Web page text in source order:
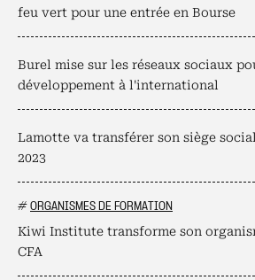
feu vert pour une entrée en Bourse
Burel mise sur les réseaux sociaux
développement à l'international
Lamotte va transférer son siège
2023
# ORGANISMES DE FORMATION
Kiwi Institute transforme son
CFA